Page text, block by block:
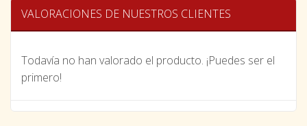
VALORACIONES DE NUESTROS CLIENTES
Todavía no han valorado el producto. ¡Puedes ser el
primero!